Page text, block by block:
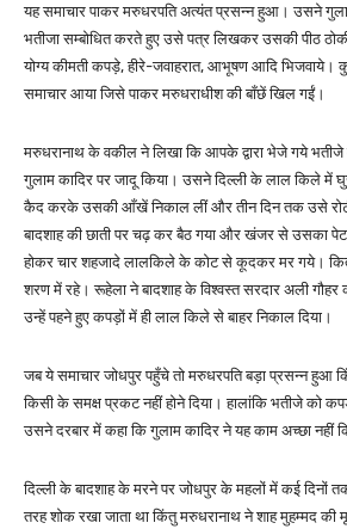
यह समाचार पाकर मरुधरपति अत्यंत प्रसन्न हुआ। उसने
भतीजा सम्बोधित करते हुए उसे पत्र लिखकर उसकी पीठ
योग्य कीमती कपड़े, हीरे-जवाहरात, आभूषण आदि भिजवाये।
समाचार आया जिसे पाकर मरुधराधीश की बाँछें खिल गईं।
मरुधरानाथ के वकील ने लिखा कि आपके द्वारा भेजे गये भतीजे
गुलाम कादिर पर जादू किया। उसने दिल्ली के लाल किले में
कैद करके उसकी आँखें निकाल लीं और तीन दिन तक उसे रोटी
बादशाह की छाती पर चढ़ कर बैठ गया और खंजर से उसका
होकर चार शहजादे लालकिले के कोट से कूदकर मर गये।
शरण में रहे। रूहेला ने बादशाह के विश्वस्त सरदार अली
उन्हें पहने हुए कपड़ों में ही लाल किले से बाहर निकाल दिया।
जब ये समाचार जोधपुर पहुँचे तो मरुधरपति बड़ा प्रसन्न हुआ
किसी के समक्ष प्रकट नहीं होने दिया। हालांकि भतीजे को
उसने दरबार में कहा कि गुलाम कादिर ने यह काम अच्छा नहीं
दिल्ली के बादशाह के मरने पर जोधपुर के महलों में कई दिनों
तरह शोक रखा जाता था किंतु मरुधरानाथ ने शाह मुहम्मद की